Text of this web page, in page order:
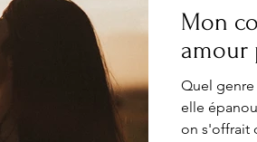
Mon
amour
Quel genre
elle
on s'offrait